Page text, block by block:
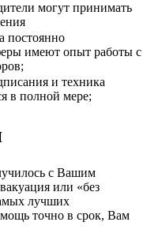
могут принимать
постоянно
имеют опыт работы с
и техника
в полной мере;
с Вашим
или «без
лучших
точно в срок, Вам